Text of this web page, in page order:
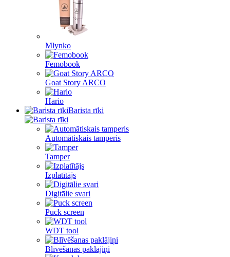
Mlynko
Femobook
Goat Story ARCO
Hario
Barista rīki
Automātiskais tamperis
Tamper
Izplatītājs
Digitālie svari
Puck screen
WDT tool
Blīvēšanas paklājiņi